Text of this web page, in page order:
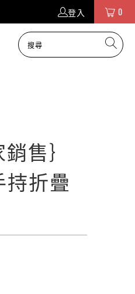
登入 0
售｝
折疊